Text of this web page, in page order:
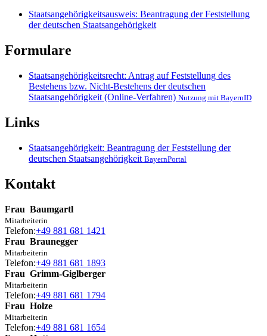
Staatsangehörigkeitsausweis: Beantragung der Feststellung
der deutschen Staatsangehörigkeit
Formulare
Staatsangehörigkeitsrecht: Antrag auf Feststellung des
Bestehens bzw. Nicht-Bestehens der deutschen
Staatsangehörigkeit (Online-Verfahren) Nutzung mit BayernID
Links
Staatsangehörigkeit: Beantragung der Feststellung der
deutschen Staatsangehörigkeit BayernPortal
Kontakt
Frau Baumgartl
Mitarbeiterin
Telefon:+49 881 681 1421
Frau Braunegger
Mitarbeiterin
Telefon:+49 881 681 1893
Frau Grimm-Giglberger
Mitarbeiterin
Telefon:+49 881 681 1794
Frau Holze
Mitarbeiterin
Telefon:+49 881 681 1654